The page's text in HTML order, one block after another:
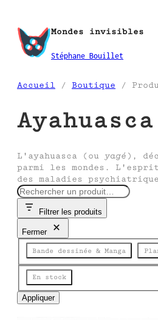
contenu
Mondes invisibles
Stéphane Bouillet
Accueil / Boutique /
Ayahuasca
L'ayahuasca (ou yagé ),
parmi les mondes.
des maladies
R
e
e
Filtrer les produits
Fermer
Catégorie
Bande dessinée & Manga
Disponibilité
En stock
Appliquer